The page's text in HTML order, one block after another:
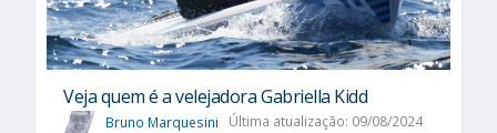
Veja quem é a velejadora Gabriella Kidd
Bruno Marquesini Última atualização: 09/08/2024